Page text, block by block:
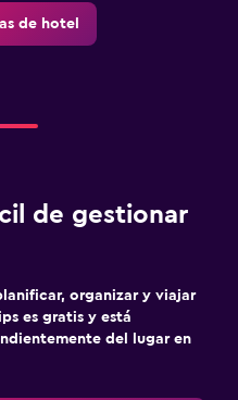
de hotel
de gestionar
organizar y viajar
es gratis y está
del lugar en